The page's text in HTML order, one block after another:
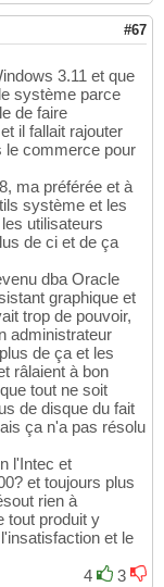
#67
3.11 et que
système parce
de faire
il fallait rajouter
le commerce pour
ma préférée et à
système et les
utilisateurs
de ci et de ça
dba Oracle
graphique et
trop de pouvoir,
administrateur
de ça et les
râlaient à bon
tout ne soit
de disque du fait
ça n'a pas résolu
l'Intec et
et toujours plus
rien à
tout produit y
et le
4
3